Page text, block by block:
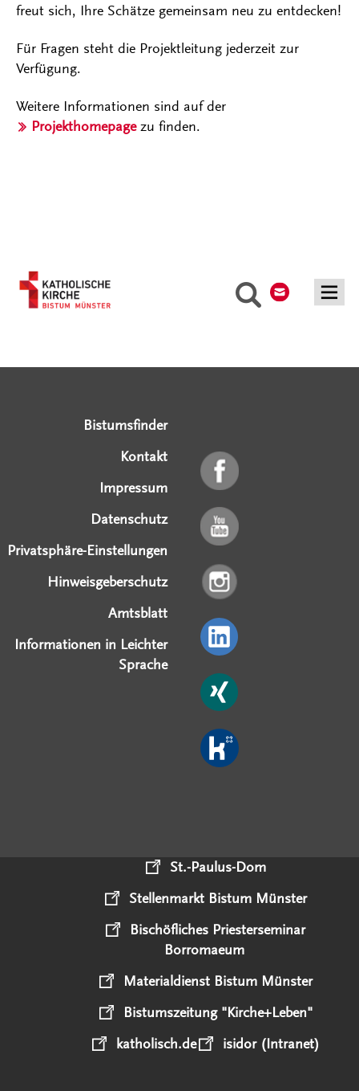
Suche
freut sich, Ihre Schätze gemeinsam neu zu entdecken!
Für Fragen steht die Projektleitung jederzeit zur
Verfügung.
Weitere Informationen sind auf der
Projekthomepagezu finden.
Bistumsfinder
Kontakt
Impressum
Datenschutz
Privatsphäre-Einstellungen
Hinweisgeberschutz
Amtsblatt
Informationen in Leichter
Sprache
St.-Paulus-Dom
Stellenmarkt Bistum Münster
Bischöfliches Priesterseminar
Borromaeum
Materialdienst Bistum Münster
Bistumszeitung "Kirche+Leben"
katholisch.de
isidor (Intranet)